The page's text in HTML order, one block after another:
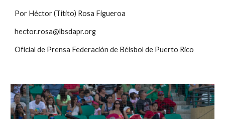
Por Héctor (Titito) Rosa Figueroa
hector.rosa@lbsdapr.org
Oficial de Prensa Federación de Béisbol de Puerto Rico